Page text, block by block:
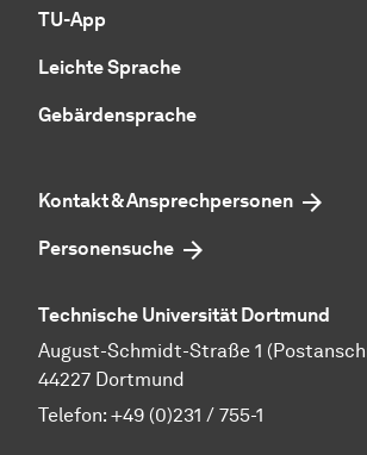
TU-App
Leichte Sprache
Gebärdensprache
Kontakt & Ansprechpersonen
Personensuche
Technische Universität Dortmund
August-Schmidt-Straße 1
44227 Dortmund
Telefon: +49 (0)231 / 755-1